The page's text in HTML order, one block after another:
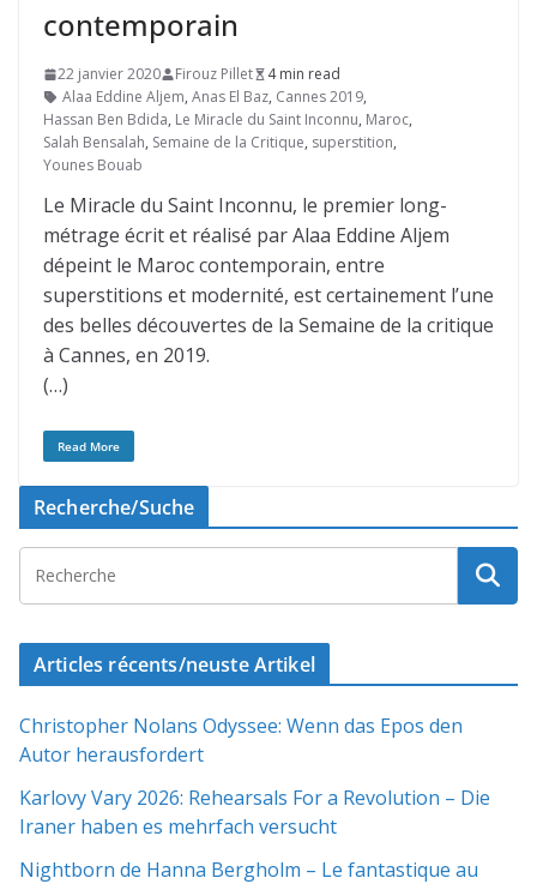
contemporain
22 janvier 2020 Firouz Pillet
4 min read
Alaa Eddine Aljem, Anas El Baz, Cannes 2019,
Hassan Ben Bdida, Le Miracle du Saint Inconnu, Maroc,
Salah Bensalah, Semaine de la Critique, superstition,
Younes Bouab
Le Miracle du Saint Inconnu, le premier long-
métrage écrit et réalisé par Alaa Eddine Aljem
dépeint le Maroc contemporain, entre
superstitions et modernité, est certainement l’une
des belles découvertes de la Semaine de la critique
à Cannes, en 2019.
(…)
Read More
Recherche/Suche
Articles récents/neuste Artikel
Christopher Nolans Odyssee: Wenn das Epos den
Autor herausfordert
Karlovy Vary 2026: Rehearsals For a Revolution – Die
Iraner haben es mehrfach versucht
Nightborn de Hanna Bergholm – Le fantastique au